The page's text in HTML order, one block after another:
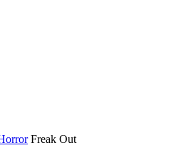
Freak Out